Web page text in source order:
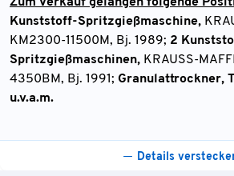
Kunststoff-Spritzgießmaschine,
KM2300-11500M, Bj. 1989; 2
Spritzgießmaschinen, KRAUSS-
4350BM, Bj. 1991; Granulattrockner,
u.v.a.m.
Details